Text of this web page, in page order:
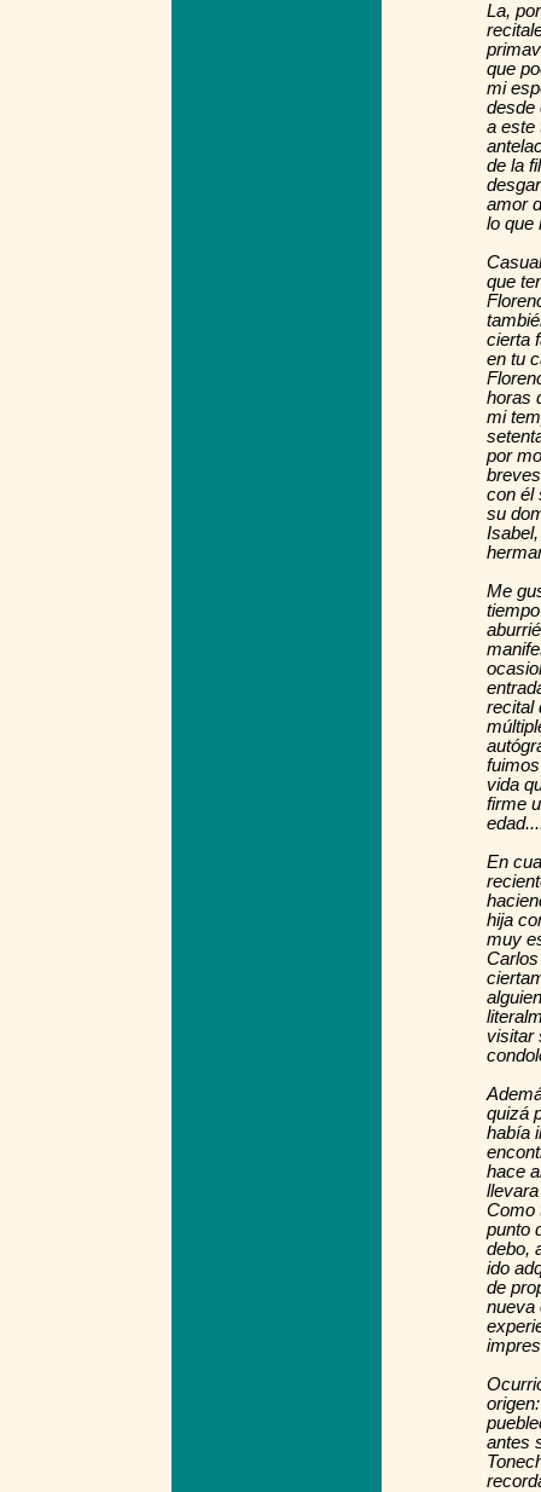
La,
que
mi
desde
a este
de la
amor
lo que
que
cierta
en tu
horas
mi
por
con él
su
Me
recital
vida
firme
En
hija
muy
visitar
quizá
había
hace
Como
punto
debo,
ido
de
nueva
antes